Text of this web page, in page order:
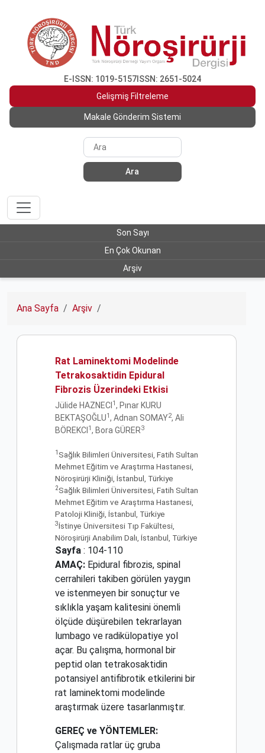
E-ISSN: 1019-5157 ISSN: 2651-5024
Gelişmiş Filtreleme
Makale Gönderim Sistemi
Ara
Son Sayı
En Çok Okunan
Arşiv
Ana Sayfa Arşiv
Rat Laminektomi Modelinde
Tetrakosaktidin Epidural
Fibrozis Üzerindeki Etkisi
Jülide HAZNECI 1 , Pınar KURU
BEKTAŞOĞLU1 , Adnan SOMAY2, Ali
BÖREKCI 1 , Bora GÜRER3
1 Sağlık Bilimleri Üniversitesi, Fatih Sultan
Mehmet Eğitim ve Araştırma Hastanesi,
Nöroşirürji Kliniği, İstanbul, Türkiye
2Sağlık Bilimleri Üniversitesi, Fatih Sultan
Mehmet Eğitim ve Araştırma Hastanesi,
Patoloji Kliniği, İstanbul, Türkiye
3İstinye Üniversitesi Tıp Fakültesi,
Nöroşirürji Anabilim Dalı, İstanbul, Türkiye
Sayfa : 104-110
AMAÇ: Epidural fibrozis, spinal
cerrahileri takiben görülen yaygın
ve istenmeyen bir sonuçtur ve
sıklıkla yaşam kalitesini önemli
ölçüde düşürebilen tekrarlayan
lumbago ve radikülopatiye yol
açar. Bu çalışma, hormonal bir
peptid olan tetrakosaktidin
potansiyel antifibrotik etkilerini bir
rat laminektomi modelinde
araştırmak üzere tasarlanmıştır.
GEREÇ ve YÖNTEMLER:
Çalışmada ratlar üç gruba